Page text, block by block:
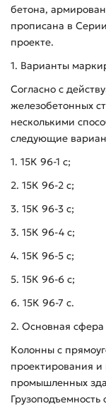
бетона,
прописана в
проекте.
1. Варианты
Согласно с
железобетонных
несколькими
следующие
1. 15К 96-1 с;
2. 15К 96-2 с;
3. 15К 96-3 с;
3. 15К 96-4 с;
4. 15К 96-5 с;
5. 15К 96-6 с;
6. 15К 96-7 с.
2. Основная
Колонны с
проектирования
промышленных